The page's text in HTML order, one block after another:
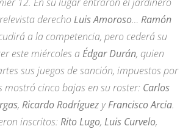
derechoLuis Amoroso… Ramón
a la competencia, pero cederá su
este miércoles aÉdgar Durán, quien
sus juegos de sanción, impuestos por
mostró cinco bajas en su roster: Carlos
, Ricardo Rodríguez yFrancisco Arcia.
inscritos: Rito Lugo, Luis Curvelo,